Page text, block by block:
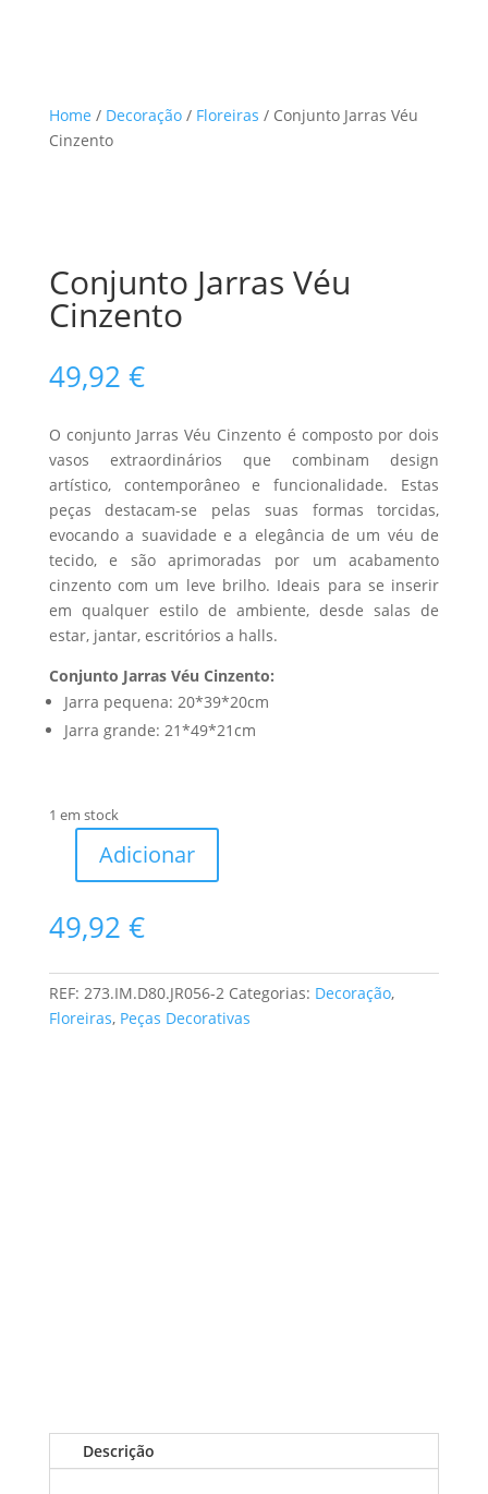
Home / Decoração/ Floreiras / Conjunto Jarras Véu
Cinzento
Conjunto Jarras Véu
Cinzento
49,92 €
O conjunto Jarras Véu Cinzento é composto por dois
vasos extraordinários que combinam design
artístico, contemporâneo e funcionalidade. Estas
peças destacam-se pelas suas formas torcidas,
evocando a suavidade e a elegância de um véu de
tecido, e são aprimoradas por um acabamento
cinzento com um leve brilho. Ideais para se inserir
em qualquer estilo de ambiente, desde salas de
estar, jantar, escritórios a halls.
Conjunto Jarras Véu Cinzento:
Jarra pequena: 20*39*20cm
Jarra grande: 21*49*21cm
1 em stock
Quantidade
Conjunto
Jarras
Cinzento
Adicionar
49,92 €
REF: 273.IM.D80.JR056-2 Categorias: Decoração,
Floreiras, Peças Decorativas
Descrição